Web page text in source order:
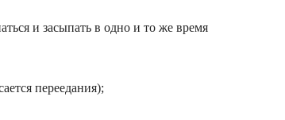
и засыпать в одно и то же время
переедания);